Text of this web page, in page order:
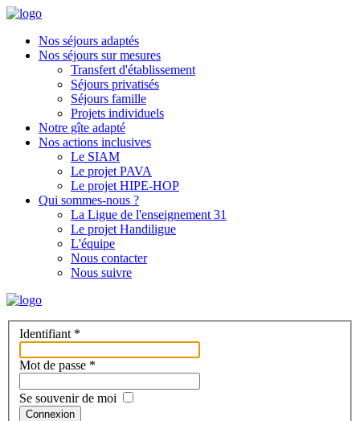
Nos séjours adaptés
Nos séjours sur mesures
Transfert d'établissement
Séjours privatisés
Séjours famille
Projets individuels
Notre gîte adapté
Nos actions inclusives
Le SIAM
Le projet PAVA
Le projet HIPE-HOP
Qui sommes-nous ?
La Ligue de l'enseignement 31
Le projet Handiligue
L'équipe
Nous contacter
Nous suivre
Identifiant *
Mot de passe *
Se souvenir de moi
Connexion